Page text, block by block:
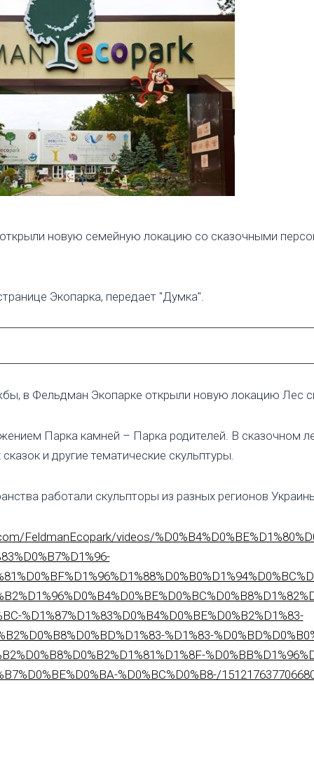
новую семейную локацию со сказочными
Экопарка, передает "Думка".
в Фельдман Экопарке открыли новую локацию Лес
Парка камней – Парка родителей. В сказочном
и другие тематические скульптуры.
работали скульпторы из разных регионов
FeldmanEcopark/videos/
%D1%87%D1%83%D0%B4%D0%BE%D0%B2%D1%83-
%D1%83-
%D0%BC%D0%B8-/